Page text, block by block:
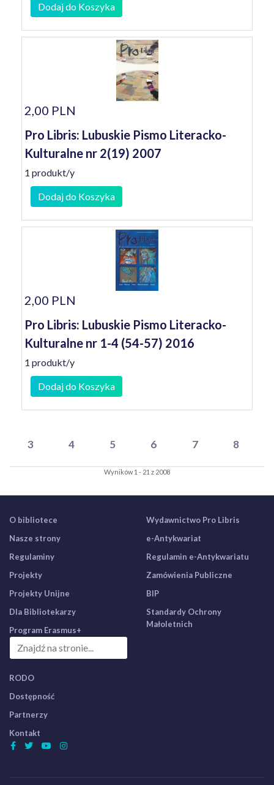
Dodaj do Koszyka
2,00 PLN
Pro Libris: Lubuskie Pismo Literacko-
Kulturalne nr 2(19) 2007
1 produkt/y
Dodaj do Koszyka
2,00 PLN
Pro Libris: Lubuskie Pismo Literacko-
Kulturalne nr 1-4 (54-57) 2016
1 produkt/y
Dodaj do Koszyka
3 4 5 6 7 8
Wyników 1 - 21 z 2008
O bibliotece
Nasze strony
Regulaminy
Projekty
Projekty Unijne
Dla Bibliotekarzy
Program Erasmus+
Wydawnictwo Pro Libris
e-Antykwariat
Regulamin e-Antykwariatu
Zamówienia Publiczne
BIP
Standardy Ochrony
Małoletnich
RODO
Dostępność
Partnerzy
Kontakt